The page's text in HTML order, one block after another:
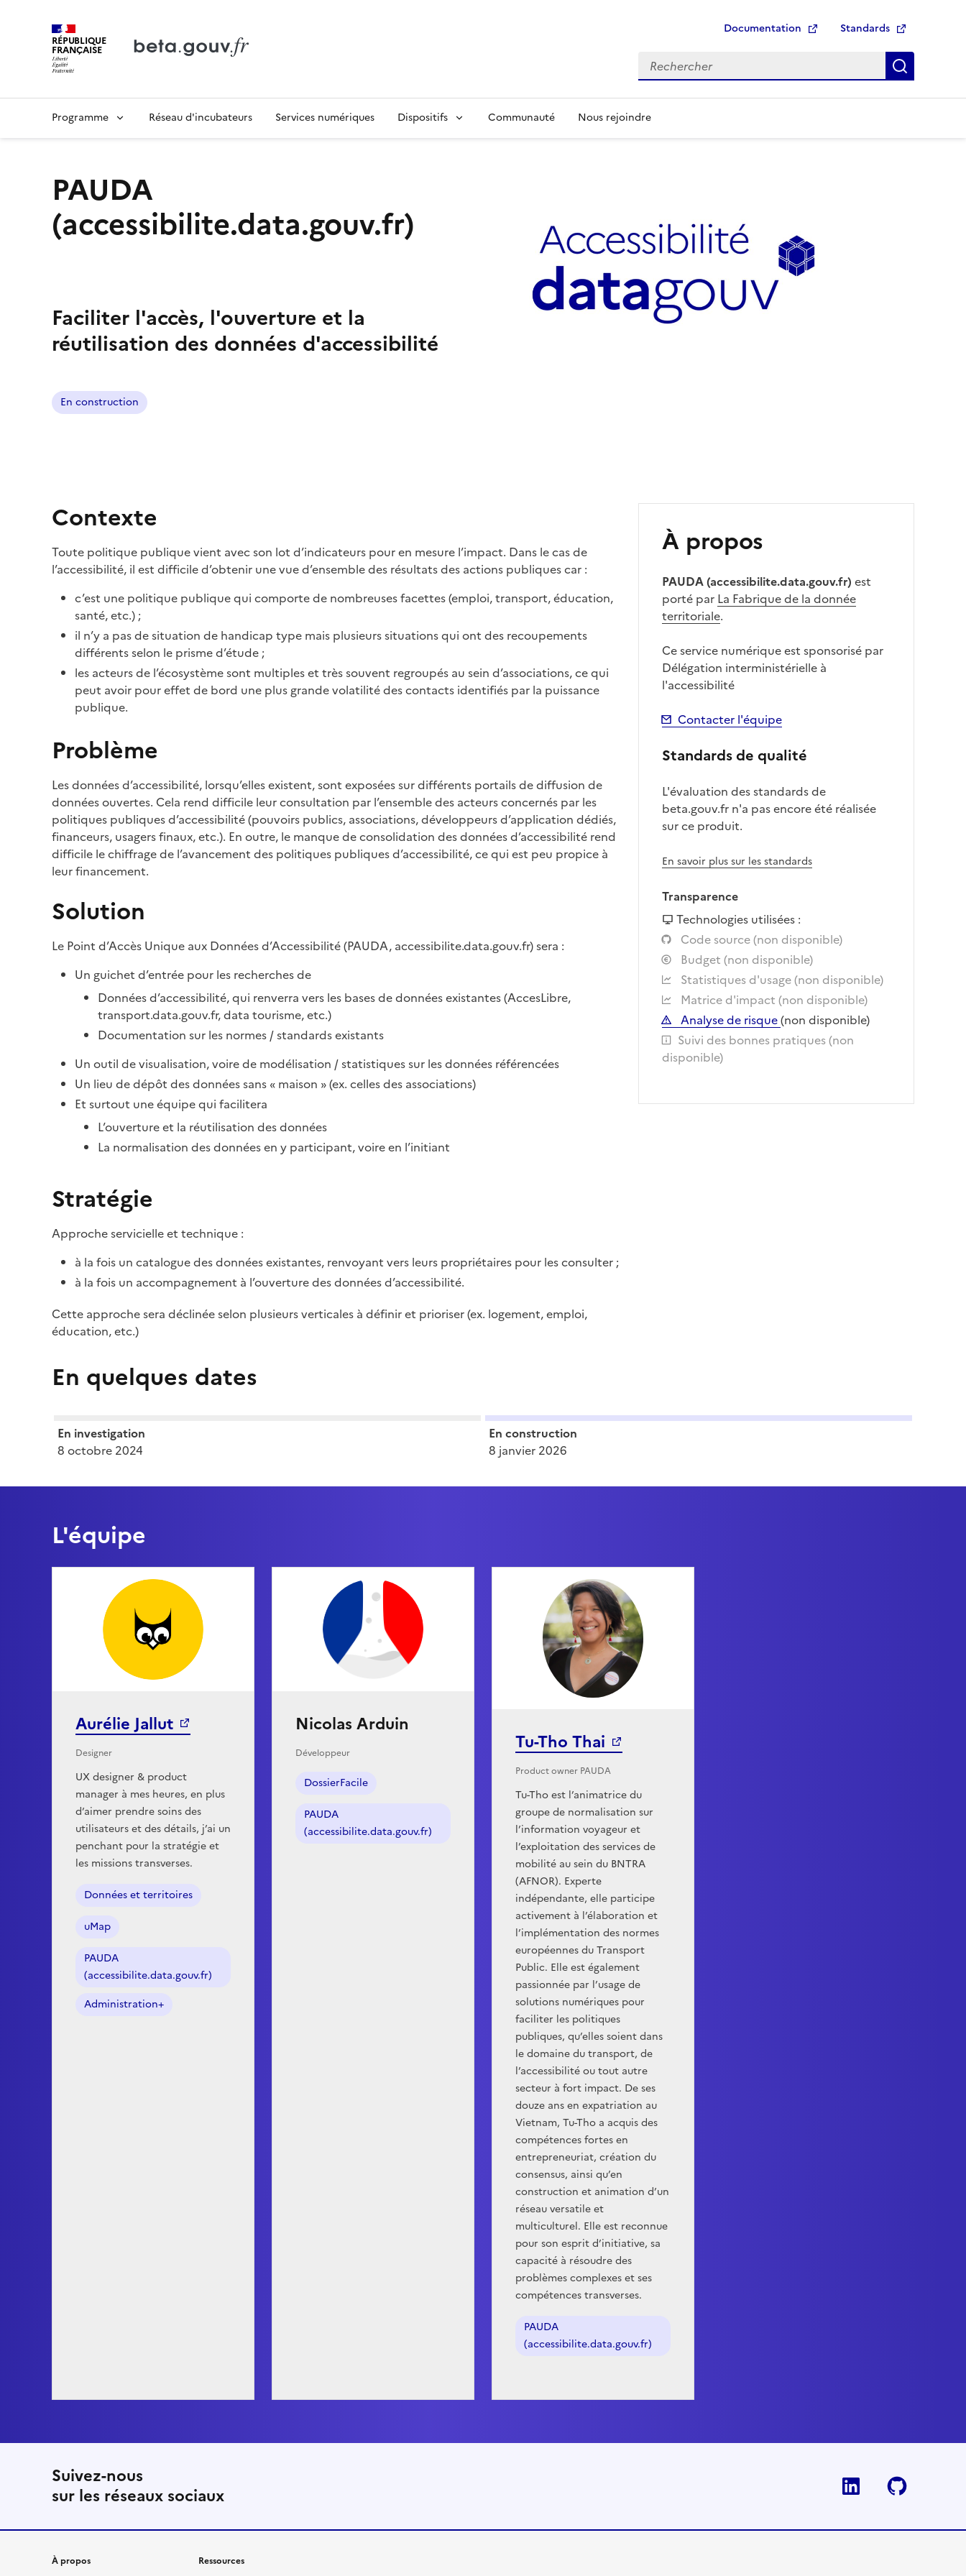
RÉPUBLIQUE
FRANÇAISE
Documentation Standards
Recherche
Programme Réseau d'incubateurs Services numériques Dispositifs Communauté Nous rejoindre
PAUDA
(accessibilite.data.gouv.fr)
Faciliter l'accès, l'ouverture et la
réutilisation des données d'accessibilité
En construction
Contexte
Toute politique publique vient avec son lot d’indicateurs pour en mesure l’impact. Dans le cas de
l’accessibilité, il est difficile d’obtenir une vue d’ensemble des résultats des actions publiques car :
c’est une politique publique qui comporte de nombreuses facettes (emploi, transport, éducation,
santé, etc.) ;
il n’y a pas de situation de handicap type mais plusieurs situations qui ont des recoupements
différents selon le prisme d’étude ;
les acteurs de l’écosystème sont multiples et très souvent regroupés au sein d’associations, ce qui
peut avoir pour effet de bord une plus grande volatilité des contacts identifiés par la puissance
publique.
Problème
Les données d’accessibilité, lorsqu’elles existent, sont exposées sur différents portails de diffusion de
données ouvertes. Cela rend difficile leur consultation par l’ensemble des acteurs concernés par les
politiques publiques d’accessibilité (pouvoirs publics, associations, développeurs d’application dédiés,
financeurs, usagers finaux, etc.). En outre, le manque de consolidation des données d’accessibilité rend
difficile le chiffrage de l’avancement des politiques publiques d’accessibilité, ce qui est peu propice à
leur financement.
Solution
Le Point d’Accès Unique aux Données d’Accessibilité (PAUDA, accessibilite.data.gouv.fr) sera :
Un guichet d’entrée pour les recherches de
Données d’accessibilité, qui renverra vers les bases de données existantes (AccesLibre,
transport.data.gouv.fr, data tourisme, etc.)
Documentation sur les normes / standards existants
Un outil de visualisation, voire de modélisation / statistiques sur les données référencées
Un lieu de dépôt des données sans « maison » (ex. celles des associations)
Et surtout une équipe qui facilitera
L’ouverture et la réutilisation des données
La normalisation des données en y participant, voire en l’initiant
Stratégie
Approche servicielle et technique :
à la fois un catalogue des données existantes, renvoyant vers leurs propriétaires pour les consulter ;
à la fois un accompagnement à l’ouverture des données d’accessibilité.
Cette approche sera déclinée selon plusieurs verticales à définir et prioriser (ex. logement, emploi,
éducation, etc.)
À propos
PAUDA (accessibilite.data.gouv.fr) est
porté par La Fabrique de la donnée
territoriale.
Ce service numérique est sponsorisé par
Délégation interministérielle à
l'accessibilité
Contacter l'équipe
Standards de qualité
L'évaluation des standards de
beta.gouv.fr n'a pas encore été réalisée
sur ce produit.
En savoir plus sur les standards
Transparence
Technologies utilisées :
Code source (non disponible)
Budget (non disponible)
Statistiques d'usage (non disponible)
Matrice d'impact (non disponible)
Analyse de risque(non disponible)
Suivi des bonnes pratiques (non
disponible)
En quelques dates
En investigation
8 octobre 2024
En construction
8 janvier 2026
L'équipe
Aurélie Jallut
Designer
UX designer & product
manager à mes heures, en plus
d’aimer prendre soins des
utilisateurs et des détails, j’ai un
penchant pour la stratégie et
les missions transverses.
Données et territoires
uMap
PAUDA
(accessibilite.data.gouv.fr)
Administration+
Nicolas Arduin
Développeur
DossierFacile
PAUDA
(accessibilite.data.gouv.fr)
Tu-Tho Thai
Product owner PAUDA
Tu-Tho est l’animatrice du
groupe de normalisation sur
l’information voyageur et
l’exploitation des services de
mobilité au sein du BNTRA
(AFNOR). Experte
indépendante, elle participe
activement à l’élaboration et
l’implémentation des normes
européennes du Transport
Public. Elle est également
passionnée par l’usage de
solutions numériques pour
faciliter les politiques
publiques, qu’elles soient dans
le domaine du transport, de
l’accessibilité ou tout autre
secteur à fort impact. De ses
douze ans en expatriation au
Vietnam, Tu-Tho a acquis des
compétences fortes en
entrepreneuriat, création du
consensus, ainsi qu’en
construction et animation d’un
réseau versatile et
multiculturel. Elle est reconnue
pour son esprit d’initiative, sa
capacité à résoudre des
problèmes complexes et ses
compétences transverses.
PAUDA
(accessibilite.data.gouv.fr)
Suivez-nous
sur les réseaux sociaux
Linkedin
À propos Ressources